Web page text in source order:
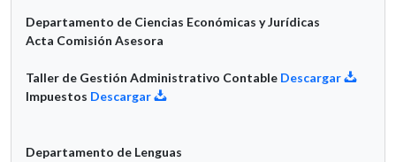
Departamento de Ciencias Económicas y Jurídicas
Acta Comisión Asesora
Taller de Gestión Administrativo Contable Descargar
Impuestos Descargar
Departamento de Lenguas